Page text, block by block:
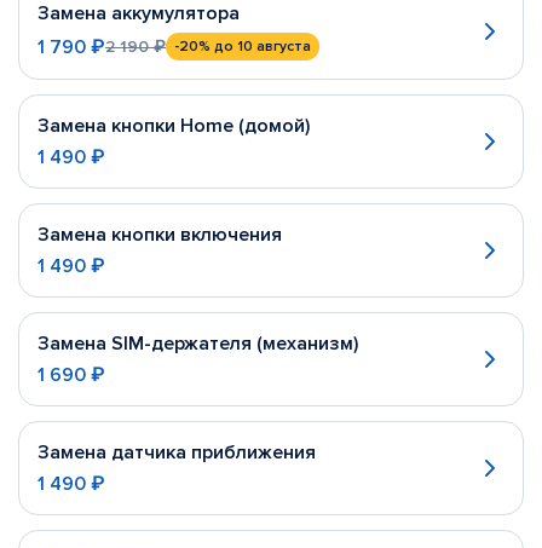
Замена аккумулятора
1 790 ₽2 190 ₽ -20% до 10 августа
Замена кнопки Home (домой)
1 490 ₽
Замена кнопки включения
1 490 ₽
Замена SIM-держателя (механизм)
1 690 ₽
Замена датчика приближения
1 490 ₽